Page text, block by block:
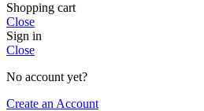
Shopping cart
Close
Sign in
Close
No account yet?
Create an Account